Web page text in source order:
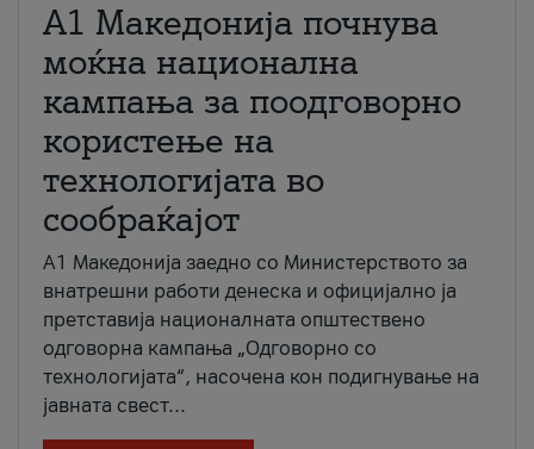
A1 Македонија почнува
моќна национална
кампања за поодговорно
користење на
технологијата во
сообраќајот
A1 Македонија заедно со Министерството за
внатрешни работи денеска и официјално ја
претставија националната општествено
одговорна кампања „Одговорно со
технологијата“, насочена кон подигнување на
јавната свест...